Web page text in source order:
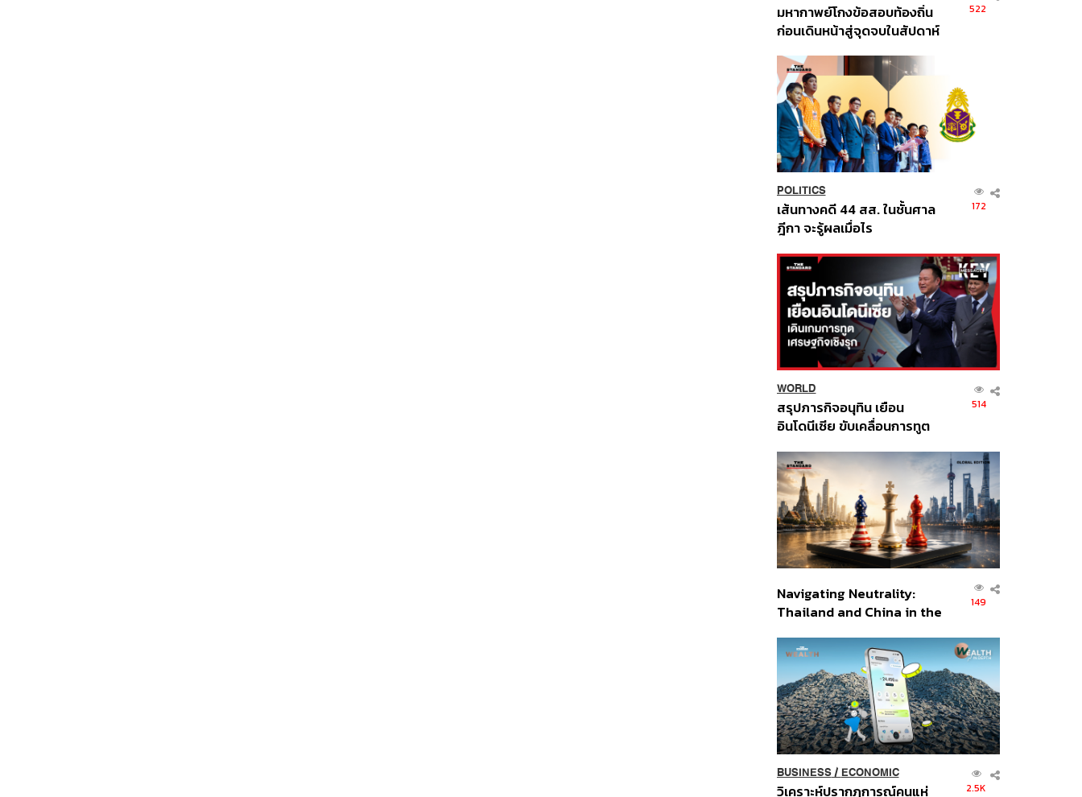
มหากาพย์โกงข้อสอบท้องถิ่น
ก่อนเดินหน้าสู่จุดจบในสัปดาห์
522
POLITICS
เส้นทางคดี 44 สส. ในชั้นศาล
ฎีกา จะรู้ผลเมื่อไร
172
WORLD
สรุปภารกิจอนุทิน เยือน
อินโดนีเซีย ขับเคลื่อนการทูต
ส่วนยุทธศาสตร์ไทย –
อินโดนีเซีย
514
Navigating Neutrality:
Thailand and China in the
Order
149
BUSINESS/ ECONOMIC
วิเคราะห์ปรากฏการณ์คนแห่ 2.5K